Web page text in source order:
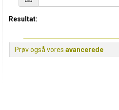
Resultat:
Prøv også vores avancerede